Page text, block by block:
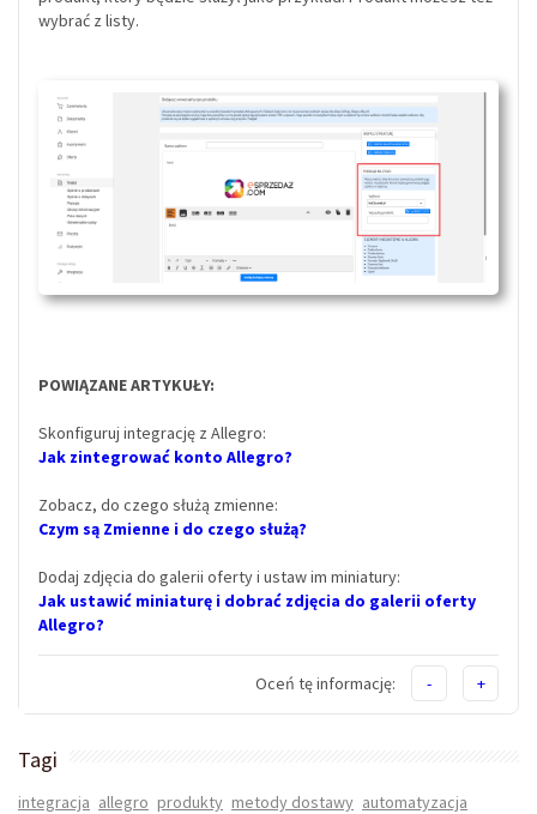
wybrać z listy.
POWIĄZANE ARTYKUŁY:
Skonfiguruj integrację z Allegro:
Jak zintegrować konto Allegro?
Zobacz, do czego służą zmienne:
Czym są Zmienne i do czego służą?
Dodaj zdjęcia do galerii oferty i ustaw im miniatury:
Jak ustawić miniaturę i dobrać zdjęcia do galerii oferty
Allegro?
Oceń tę informację: - +
Tagi
integracja allegro produkty metody dostawy automatyzacja